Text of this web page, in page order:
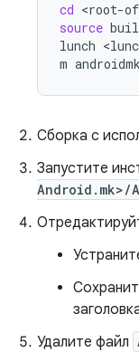
cd
source
lunch
m
Сборка с
Запустите
Удалите файл